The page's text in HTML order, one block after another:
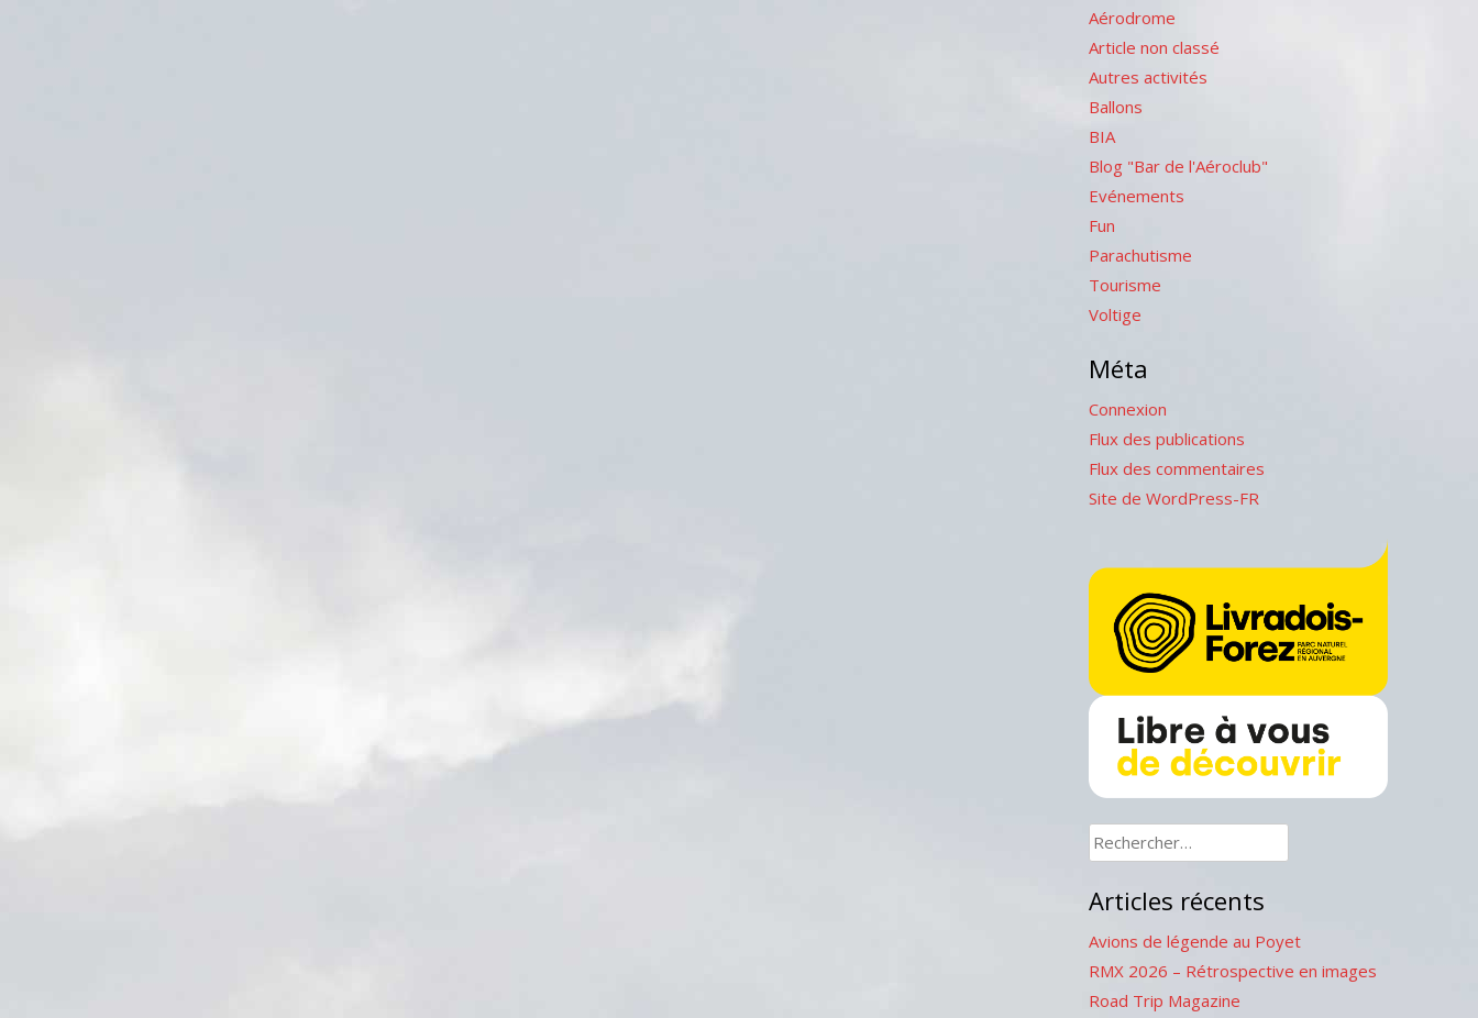
Aérodrome
Article non classé
Autres activités
Ballons
BIA
Blog "Bar de l'Aéroclub"
Evénements
Fun
Parachutisme
Tourisme
Voltige
Méta
Connexion
Flux des publications
Flux des commentaires
Site de WordPress-FR
Rechercher :
Articles récents
Avions de légende au Poyet
RMX 2026 – Rétrospective en images
Road Trip Magazine